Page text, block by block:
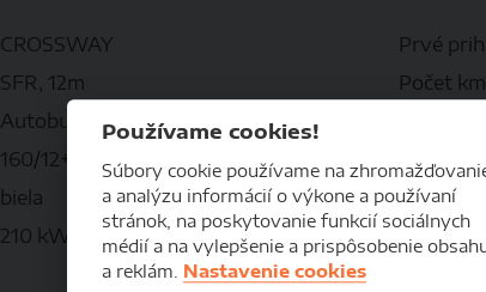
CROSSWAY Prvé
SFR, 12m Počet
Autobusy prímetské
160/12+T
biela Palivo:
210 kW Objem:
Používame cookies!
Súbory cookie používame na
a analýzu informácií o výkone a používaní
stránok, na poskytovanie funkcií sociálnych
médií a na vylepšenie a prispôsobenie
a reklám. Nastavenie cookies